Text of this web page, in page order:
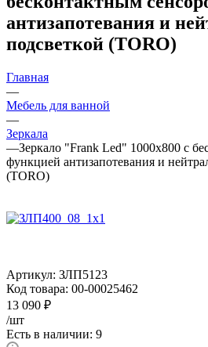
антизапотевания и
подсветкой (TORO)
Главная
—
Мебель для ванной
—
Зеркала
—Зеркало "Frank Led" 1000х800 с
функцией антизапотевания и
(TORO)
Артикул: ЗЛП5123
Код товара: 00-00025462
13 090 ₽
/шт
Есть в наличии: 9